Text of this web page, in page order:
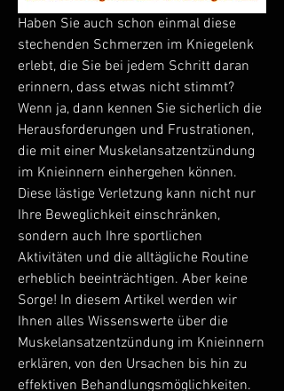
Haben Sie auch schon einmal diese
stechenden Schmerzen im Kniegelenk
erlebt, die Sie bei jedem Schritt daran
erinnern, dass etwas nicht stimmt?
Wenn ja, dann kennen Sie sicherlich die
Herausforderungen und Frustrationen,
die mit einer Muskelansatzentzündung
im Knieinnern einhergehen können.
Diese lästige Verletzung kann nicht nur
Ihre Beweglichkeit einschränken,
sondern auch Ihre sportlichen
Aktivitäten und die alltägliche Routine
erheblich beeinträchtigen. Aber keine
Sorge! In diesem Artikel werden wir
Ihnen alles Wissenswerte über die
Muskelansatzentzündung im Knieinnern
erklären, von den Ursachen bis hin zu
effektiven Behandlungsmöglichkeiten.